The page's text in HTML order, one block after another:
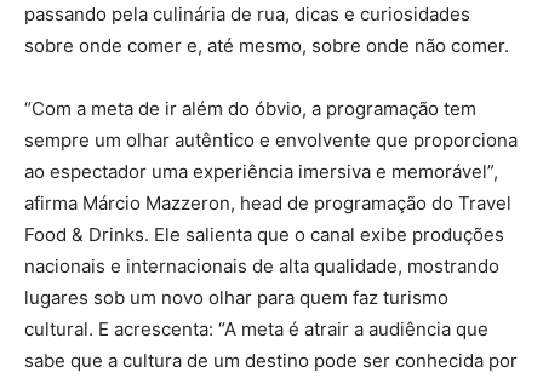
passando pela culinária de rua, dicas e curiosidades
sobre onde comer e, até mesmo, sobre onde não comer.
“Com a meta de ir além do óbvio, a programação tem
sempre um olhar autêntico e envolvente que proporciona
ao espectador uma experiência imersiva e memorável”,
afirma Márcio Mazzeron, head de programação do Travel
Food & Drinks. Ele salienta que o canal exibe produções
nacionais e internacionais de alta qualidade, mostrando
lugares sob um novo olhar para quem faz turismo
cultural. E acrescenta: “A meta é atrair a audiência que
sabe que a cultura de um destino pode ser conhecida por